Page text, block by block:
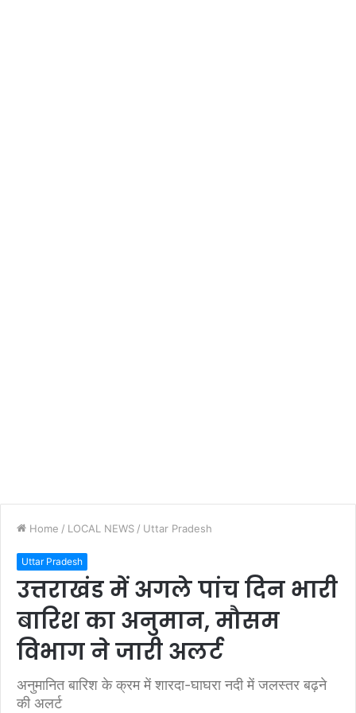
Home / LOCAL NEWS / Uttar Pradesh
Uttar Pradesh
उत्तराखंड में अगले पांच दिन भारी
बारिश का अनुमान, मौसम
विभाग ने जारी अलर्ट
अनुमानित बारिश के क्रम में शारदा-घाघरा नदी में जलस्तर बढ़ने
की अलर्ट